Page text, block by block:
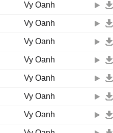
Vy Oanh
Vy Oanh
Vy Oanh
Vy Oanh
Vy Oanh
Vy Oanh
Vy Oanh